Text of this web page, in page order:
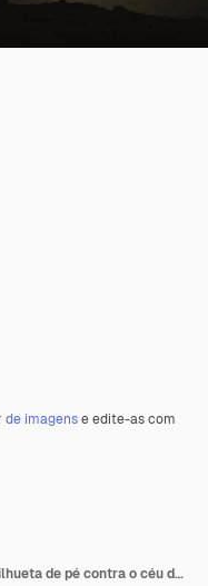
de imagense edite-as com
Vista traseira de um homem em silhueta de pé contra o céu durante o pôr do sol